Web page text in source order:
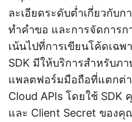
ละเอียดระดับต่ำเกี่ยวกับก
ทำคำขอ และการจัดการ
เน้นไปที่การเขียนโค้ดเฉ
SDK มีให้บริการสำหรับภ
แพลตฟอร์มมือถือที่แตกต่า
Cloud APIs โดยใช้ SDK
และ Client Secret ของคุ